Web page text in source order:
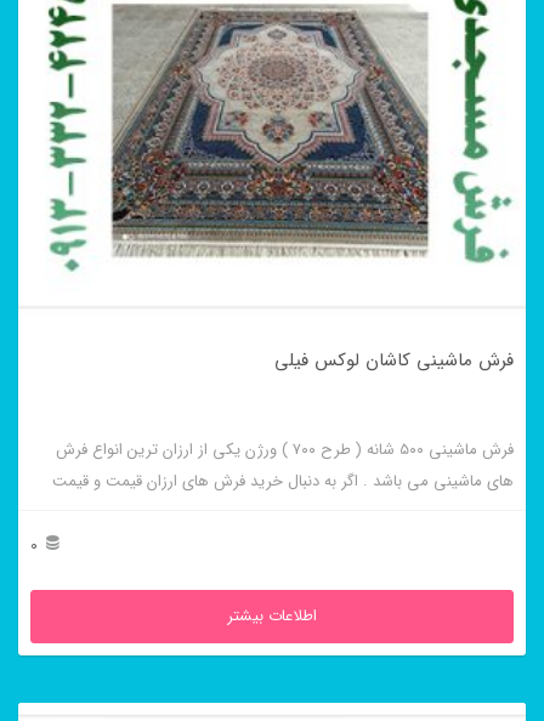
فرش ماشینی کاشان لوکس فیلی
فرش ماشینی ۵۰۰ شانه ( طرح ۷۰۰ ) ورژن یکی از ارزان ترین انواع فرش
های ماشینی می باشد . اگر به دنبال خرید فرش های ارزان قیمت و قیمت
0
اطلاعات بیشتر